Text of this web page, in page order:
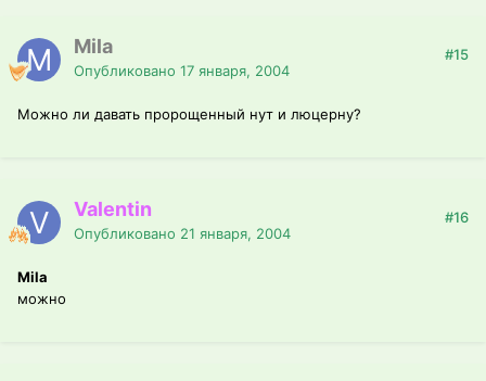
Mila
Опубликовано 17 января, 2004
#15
Можно ли давать пророщенный нут и люцерну?
Valentin
Опубликовано 21 января, 2004
#16
Mila
можно